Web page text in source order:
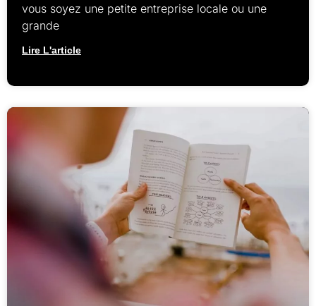
vous soyez une petite entreprise locale ou une
grande
Lire L'article